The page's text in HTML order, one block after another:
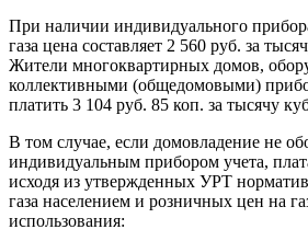
При наличии индивидуального
газа цена составляет 2 560 руб. за
Жители многоквартирных домов,
коллективными (общедомовыми)
платить 3 104 руб. 85 коп. за тысячу
В том случае, если домовладение не
индивидуальным прибором учета,
исходя из утвержденных УРТ
газа населением и розничных цен на
использования: